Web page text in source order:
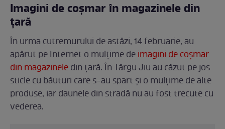
Imagini de coșmar în magazinele din
țară
În urma cutremurului de astăzi, 14 februarie, au
apărut pe Internet o mulțime deimagini de coșmar
din magazineledin țară. În Târgu Jiu au căzut pe jos
sticle cu băuturi care s-au spart și o mulțime de alte
produse, iar daunele din stradă nu au fost trecute cu
vederea.